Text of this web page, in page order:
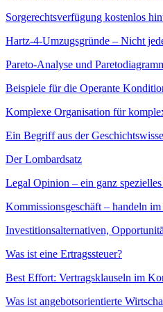
Sorgerechtsverfügung kostenlos
Hartz-4-Umzugsgründe – Nicht
Pareto-Analyse und
Beispiele für die Operante
Komplexe Organisation für
Ein Begriff aus der
Der Lombardsatz
Legal Opinion – ein ganz
Kommissionsgeschäft – handeln
Investitionsalternativen,
Was ist eine Ertragssteuer?
Best Effort: Vertragsklauseln im
Was ist angebotsorientierte